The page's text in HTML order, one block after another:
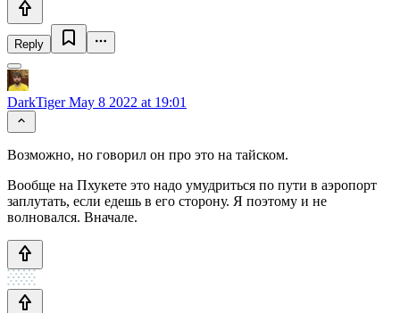
Reply
DarkTigerMay 8 2022 at 19:01
Возможно, но говорил он про это на тайском.
Вообще на Пхукете это надо умудриться по пути в аэропорт
заплутать, если едешь в его сторону. Я поэтому и не
волновался. Вначале.